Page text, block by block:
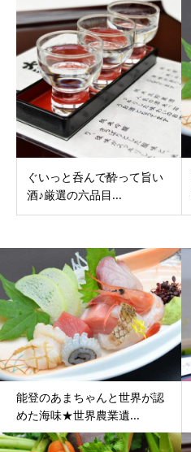
ぐいっと呑んで酔って旨い
酒♪厳選の六品目...
能登のあまちゃんと世界が認
めた海味★世界農業遺...